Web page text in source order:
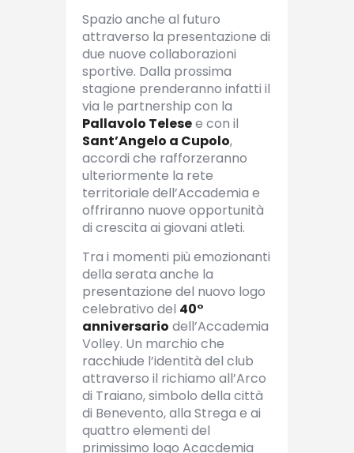
Spazio anche al futuro
attraverso la presentazione di
due nuove collaborazioni
sportive. Dalla prossima
stagione prenderanno infatti il
via le partnership con la
Pallavolo Telesee con il
Sant’Angelo a Cupolo,
accordi che rafforzeranno
ulteriormente la rete
territoriale dell’Accademia e
offriranno nuove opportunità
di crescita ai giovani atleti.
Tra i momenti più emozionanti
della serata anche la
presentazione del nuovo logo
celebrativo del 40°
anniversario dell’Accademia
Volley. Un marchio che
racchiude l’identità del club
attraverso il richiamo all’Arco
di Traiano, simbolo della città
di Benevento, alla Strega e ai
quattro elementi del
primissimo logo Acacdemia